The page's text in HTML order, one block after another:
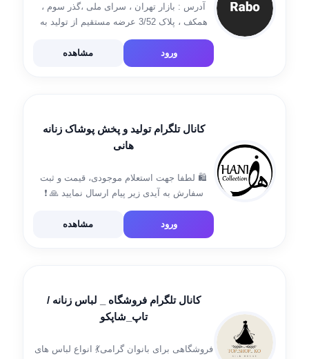
آدرس : بازار تهران ، سرای ملی ،گذر سوم ،
همکف ، پلاک 3/52 عرضه مستقیم از تولید به
ارتباط با […]
ورود مشاهده
کانال تلگرام تولید و پخش پوشاک زنانه
هانی
🛍 لطفا جهت استعلام موجودی، قیمت و ثبت
سفارش به آیدی زیر پیام ارسال نمایید 🙏 ❗️
ورود
مشاهده
کانال تلگرام فروشگاه _ لباس زنانه /
تاپ_شاپکو
فروشگاهی برای بانوان گرامی💃 انواع لباس های